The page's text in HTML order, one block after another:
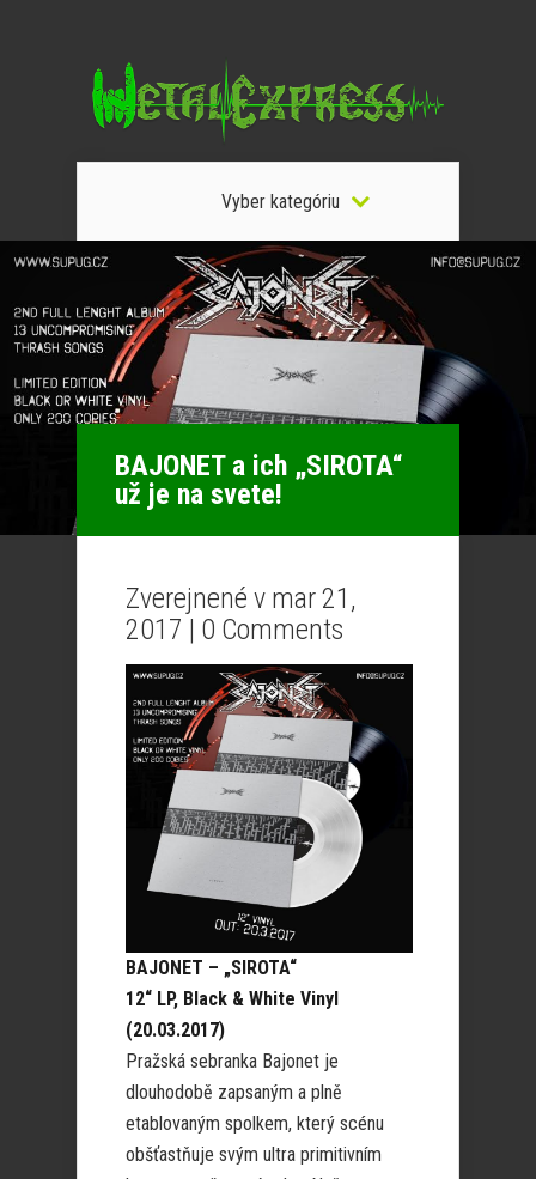
Vyber kategóriu
BAJONET a ich „SIROTA“
už je na svete!
Zverejnené v mar 21,
2017 | 0 Comments
BAJONET – „SIROTA“
12“ LP, Black & White Vinyl
(20.03.2017)
Pražská sebranka Bajonet je
dlouhodobě zapsaným a plně
etablovaným spolkem, který scénu
obšťastňuje svým ultra primitivním